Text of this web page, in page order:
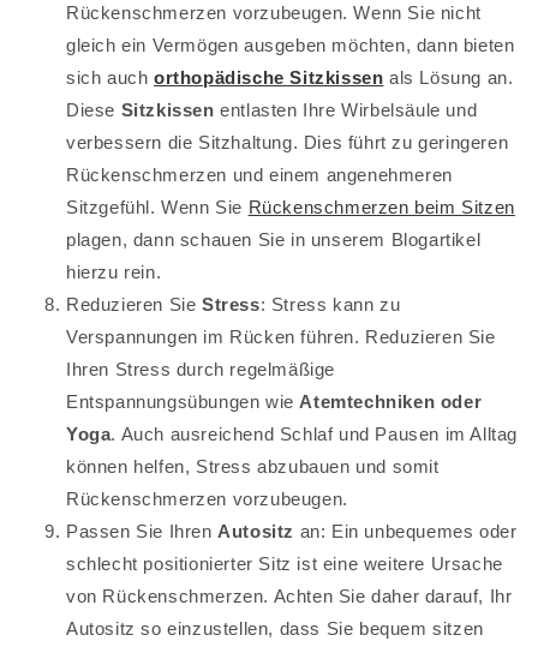
Rückenschmerzen vorzubeugen. Wenn Sie nicht
gleich ein Vermögen ausgeben möchten, dann bieten
sich auch orthopädische Sitzkissen als Lösung an.
Diese Sitzkissen entlasten Ihre Wirbelsäule und
verbessern die Sitzhaltung. Dies führt zu geringeren
Rückenschmerzen und einem angenehmeren
Sitzgefühl.Wenn Sie Rückenschmerzen beim Sitzen
plagen, dann schauen Sie in unserem Blogartikel
hierzu rein.
Reduzieren Sie Stress: Stress kann zu
Verspannungen im Rücken führen. Reduzieren Sie
Ihren Stress durch regelmäßige
Entspannungsübungen wie Atemtechniken oder
Yoga. Auch ausreichend Schlaf und Pausen im Alltag
können helfen, Stress abzubauen und somit
Rückenschmerzen vorzubeugen.
Passen Sie Ihren Autositz an: Ein unbequemes oder
schlecht positionierter Sitz ist eine weitere Ursache
von Rückenschmerzen. Achten Sie daher darauf, Ihr
Autositz so einzustellen, dass Sie bequem sitzen